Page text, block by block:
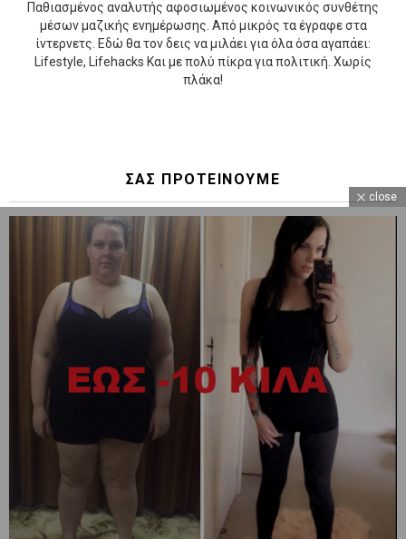
Παθιασμένος αναλυτής αφοσιωμένος κοινωνικός συνθέτης
μέσων μαζικής ενημέρωσης. Από μικρός τα έγραφε στα
ίντερνετς. Εδώ θα τον δεις να μιλάει για όλα όσα αγαπάει:
Lifestyle, Lifehacks Και με πολύ πίκρα για πολιτική. Χωρίς
πλάκα!
ΣΑΣ ΠΡΟΤΕΙΝΟΥΜΕ
close